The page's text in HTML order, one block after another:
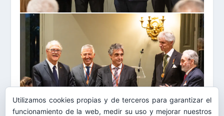
Utilizamos cookies propias y de terceros para garantizar el
funcionamiento de la web, medir su uso y mejorar nuestros